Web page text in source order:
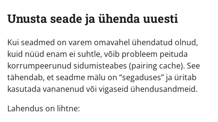
Unusta seade ja ühenda uuesti
Kui seadmed on varem omavahel ühendatud olnud,
kuid nüüd enam ei suhtle, võib probleem peituda
korrumpeerunud sidumisteabes (pairing cache). See
tähendab, et seadme mälu on “segaduses” ja üritab
kasutada vananenud või vigaseid ühendusandmeid.
Lahendus on lihtne: